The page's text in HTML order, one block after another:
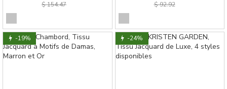
$ 154.47 $ 92.92
-19% -24%